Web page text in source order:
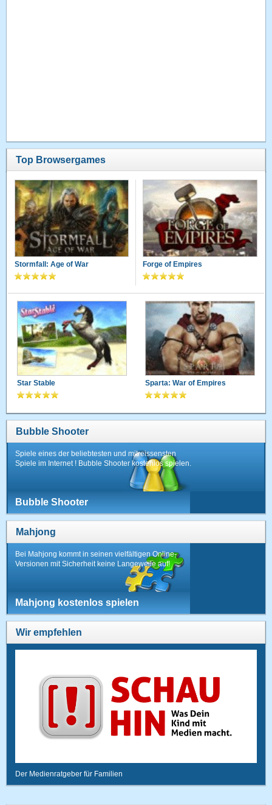
Top Browsergames
Stormfall: Age of War Forge of Empires
Star Stable Sparta: War of Empires
Bubble Shooter
Spiele eines der beliebtesten und mitreissensten
Spiele im Internet ! Bubble Shooter kostenlos spielen.
Bubble Shooter
Mahjong
Bei Mahjong kommt in seinen vielfältigen Online-
Versionen mit Sicherheit keine Langeweile auf!
Mahjong kostenlos spielen
Wir empfehlen
Der Medienratgeber für Familien